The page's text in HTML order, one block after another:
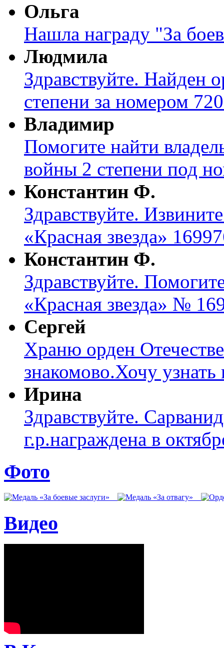
Ольга
Нашла награду "За
Людмила
Здравствуйте. Найден
степени за номером
Владимир
Помогите найти
войны 2 степени под
Константин Ф.
Здравствуйте.
«Красная звезда»
Константин Ф.
Здравствуйте.
«Красная звезда» №
Сергей
Храню орден
знакомово.Хочу узнать
Ирина
Здравствуйте.
г.р.награждена в
Фото
Видео